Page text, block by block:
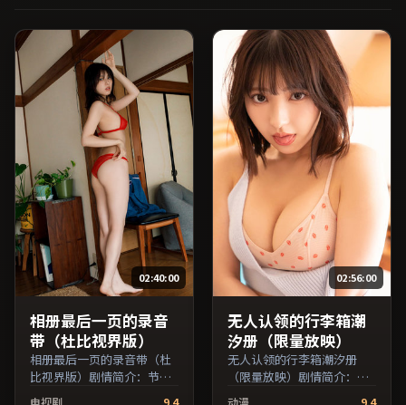
（国产影视资源大全免费条
目索引，支持片名与演员交
叉检索。）
02:40:00
相册最后一页的录音
带（杜比视界版）
相册最后一页的录音带（杜
比视界版）剧情简介：节奏
在沉静与爆发之间交替，悬
02:56:00
无人认领的行李箱潮
汐册（限量放映）
无人认领的行李箱潮汐册
（限量放映）剧情简介：节
奏在沉静与爆发之间交替，